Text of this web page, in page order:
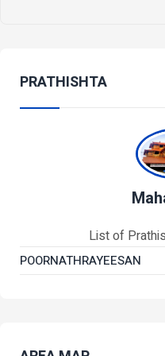
PRATHISHTA
List of
POORNATHRAYEESAN